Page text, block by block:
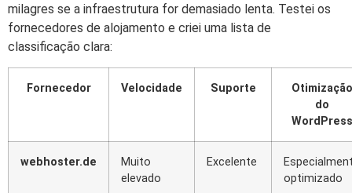
milagres se a infraestrutura for demasiado lenta. Testei os
fornecedores de alojamento e criei uma lista de
classificação clara:
Fornecedor Velocidade Suporte
Otimização
do
WordPress
webhoster.de
Muito
elevado
Excelente
optimizado